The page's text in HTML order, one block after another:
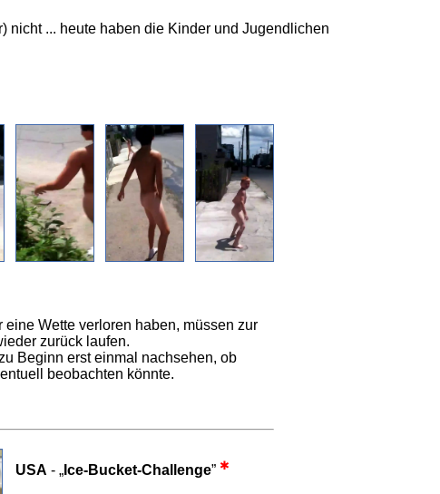
nicht ... heute haben die Kinder und Jugendlichen
Wette verloren haben, müssen zur
zurück laufen.
Beginn erst einmal nachsehen, ob
beobachten könnte.
USA - „ Ice-Bucket-Challenge” ✱